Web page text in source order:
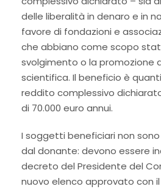
delle liberalità in denaro e in
favore di fondazioni e
che abbiano come scopo
svolgimento o la promozione
scientifica. Il beneficio è
reddito complessivo
di 70.000 euro annui.
I soggetti beneficiari non
dal donante: devono essere
decreto del Presidente del
nuovo elenco approvato con il